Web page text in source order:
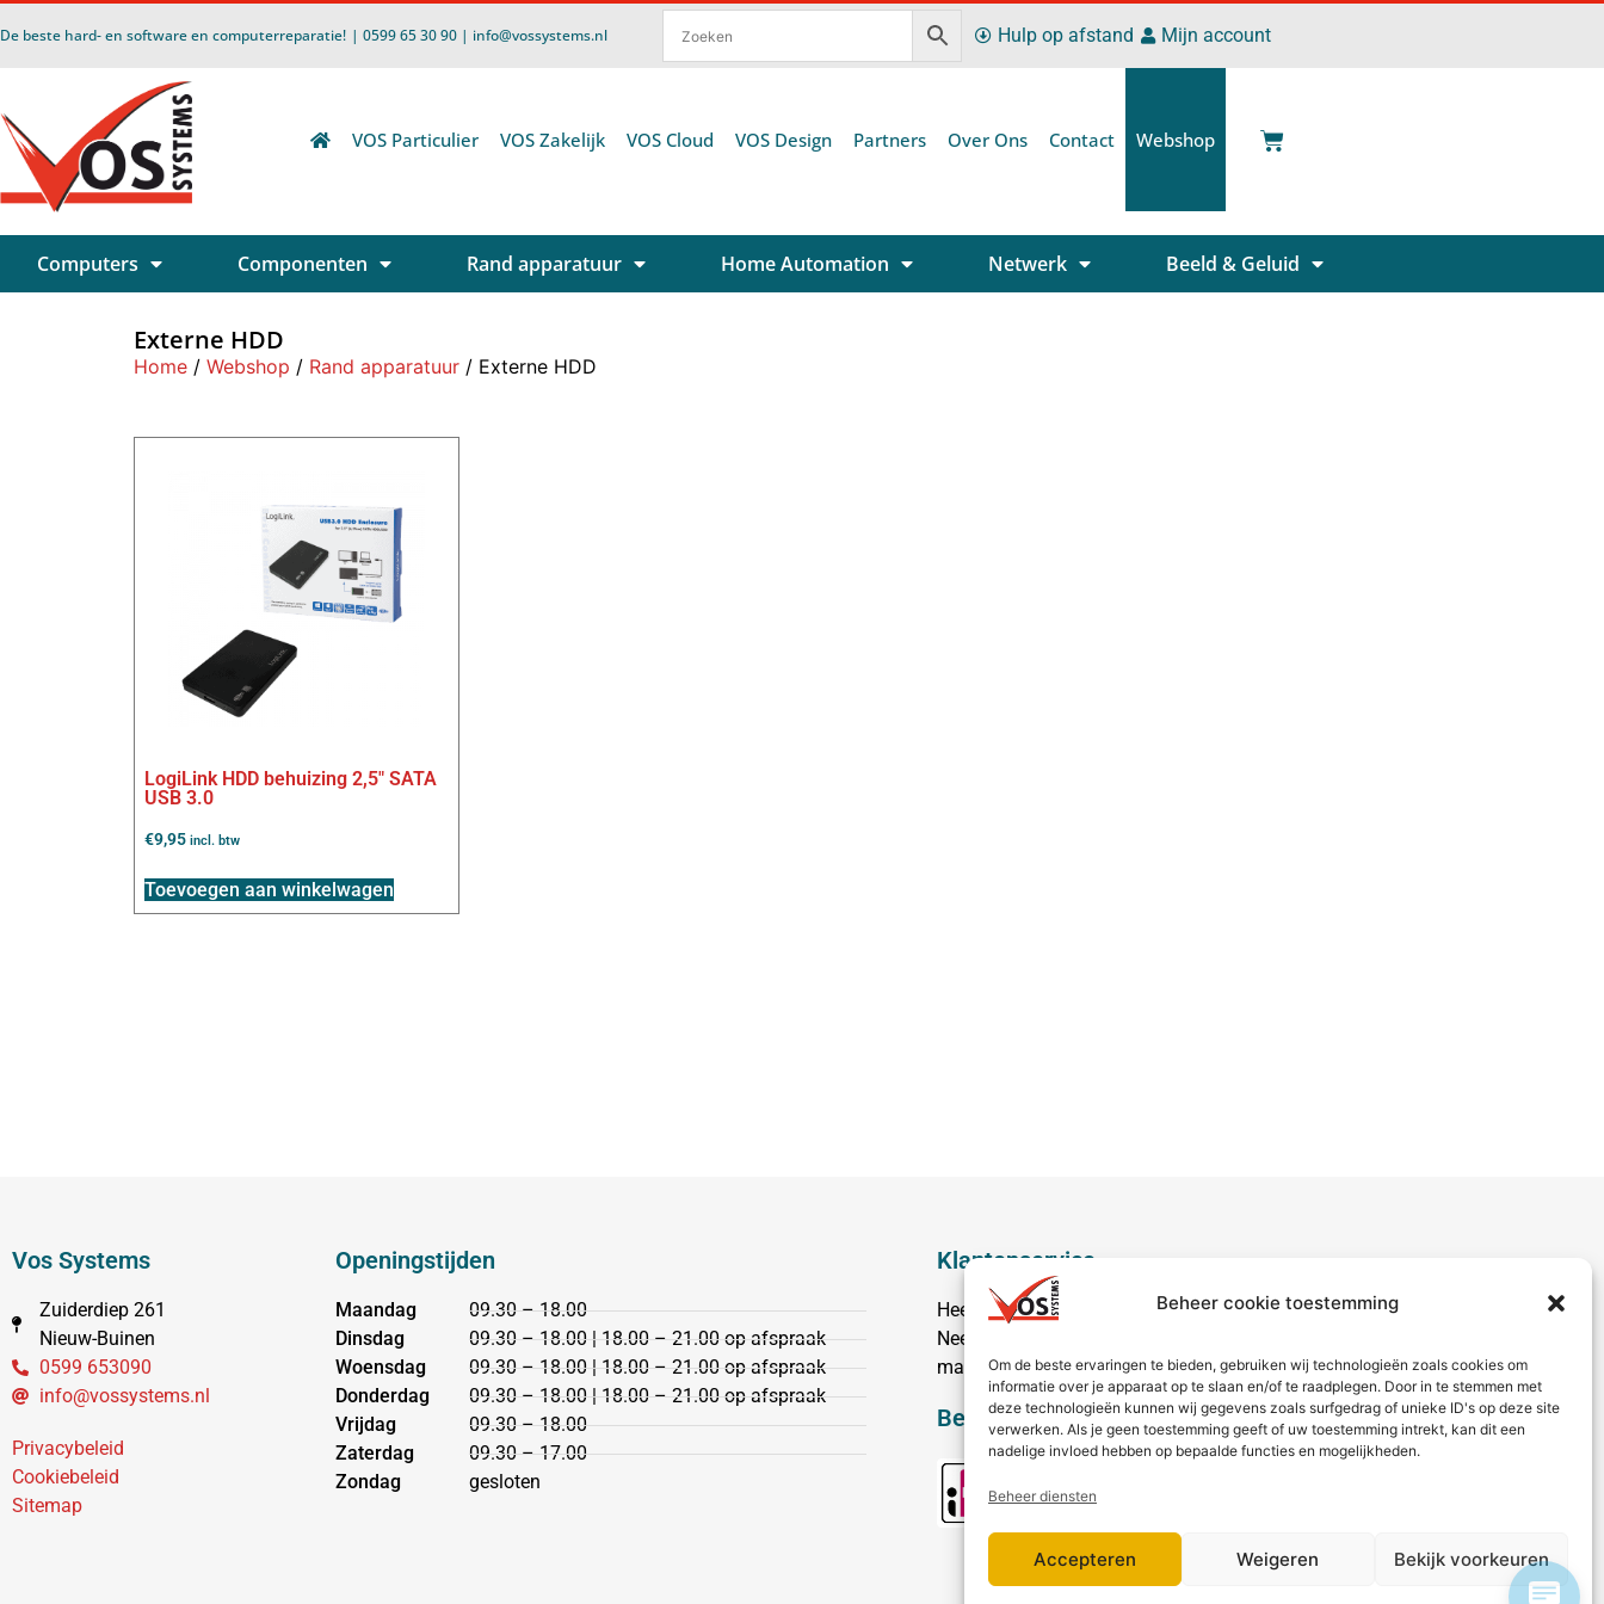
Beheer cookie toestemming
Om de beste ervaringen te bieden, gebruiken wij technologieën zoals cookies om
informatie over je apparaat op te slaan en/of te raadplegen. Door in te stemmen met
deze technologieën kunnen wij gegevens zoals surfgedrag of unieke ID's op deze site
verwerken. Als je geen toestemming geeft of uw toestemming intrekt, kan dit een
nadelige invloed hebben op bepaalde functies en mogelijkheden.
Beheer diensten
Accepteren Weigeren Bekijk voorkeuren
De beste hard- en software en computerreparatie! | 0599 65 30 90 | info@vossystems.nl Hulp op afstand Mijn account
VOS Particulier VOS Zakelijk VOS Cloud VOS Design Partners Over Ons Contact Webshop
Computers Componenten Rand apparatuur Home Automation Netwerk Beeld & Geluid
Externe HDD
Home / Webshop / Rand apparatuur / Externe HDD
LogiLink HDD behuizing 2,5″ SATA
USB 3.0
€9,95 incl. btw
Toevoegen aan winkelwagen
Vos Systems
Zuiderdiep 261
Nieuw-Buinen
0599 653090
info@vossystems.nl
Privacybeleid
Cookiebeleid
Sitemap
Openingstijden
Maandag
Dinsdag
Woensdag
Donderdag
Vrijdag
Zaterdag
Zondag
09.30 – 18.00
09.30 – 18.00 | 18.00 – 21.00 op afspraak
09.30 – 18.00 | 18.00 – 21.00 op afspraak
09.30 – 18.00 | 18.00 – 21.00 op afspraak
09.30 – 18.00
09.30 – 17.00
gesloten
Klantenservice
Heeft u een vraag?
Neem dan contact met ons op via telefoon of
mail.
Bezorging & betaling